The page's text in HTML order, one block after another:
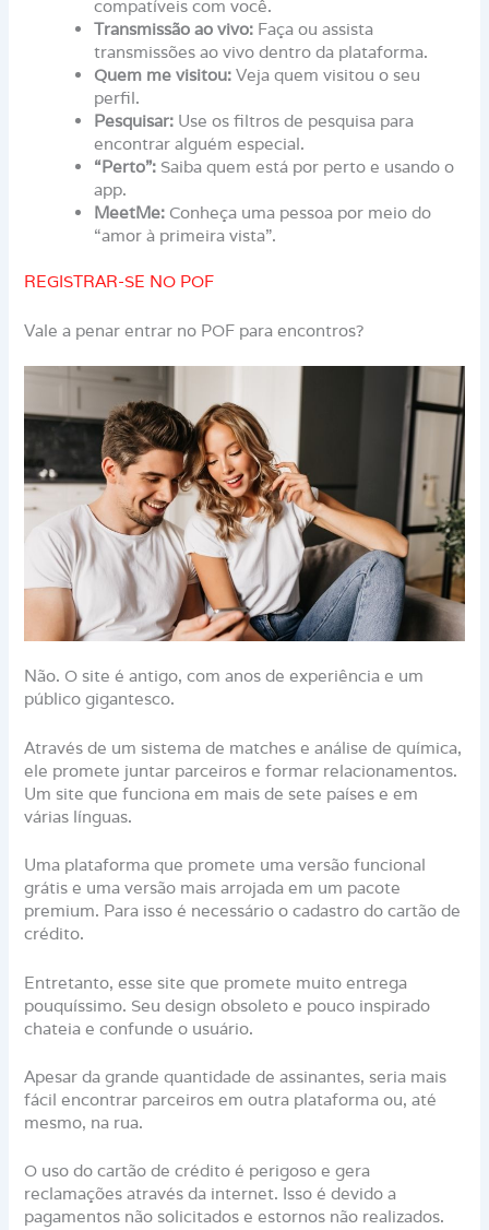
compatíveis com você.
Transmissão ao vivo: Faça ou assista
transmissões ao vivo dentro da plataforma.
Quem me visitou:Veja quem visitou o seu
perfil.
Pesquisar: Use os filtros de pesquisa para
encontrar alguém especial.
“Perto”: Saiba quem está por perto e usando o
app.
MeetMe: Conheça uma pessoa por meio do
“amor à primeira vista”.
REGISTRAR-SE NO POF
Vale a penar entrar no POF para encontros?
Não. O site é antigo, com anos de experiência e um
público gigantesco.
Através de um sistema de matches e análise de química,
ele promete juntar parceiros e formar relacionamentos.
Um site que funciona em mais de sete países e em
várias línguas.
Uma plataforma que promete uma versão funcional
grátis e uma versão mais arrojada em um pacote
premium. Para isso é necessário o cadastro do cartão de
crédito.
Entretanto, esse site que promete muito entrega
pouquíssimo. Seu design obsoleto e pouco inspirado
chateia e confunde o usuário.
Apesar da grande quantidade de assinantes, seria mais
fácil encontrar parceiros em outra plataforma ou, até
mesmo, na rua.
O uso do cartão de crédito é perigoso e gera
reclamações através da internet. Isso é devido a
pagamentos não solicitados e estornos não realizados.